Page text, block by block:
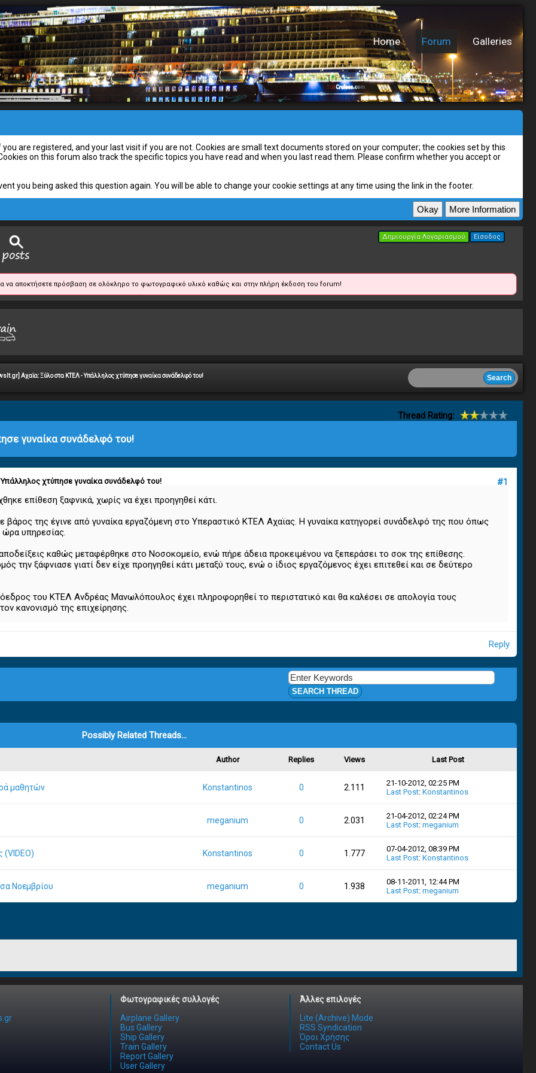
Home Forum Galleries
are registered, and your last visit if you are not. Cookies are small text documents stored on your computer; the cookies set by this
on this forum also track the specific topics you have read and when you last read them. Please confirm whether you accept or
you being asked this question again. You will be able to change your cookie settings at any time using the link in the footer.
Δημιουργία Λογαριασμού Είσοδος
να αποκτήσετε πρόσβαση σε ολόκληρο το φωτογραφικό υλικό καθώς και στην πλήρη έκδοση του forum!
Αχαϊα: Ξύλο στα ΚΤΕΛ - Υπάλληλος χτύπησε γυναίκα συνάδελφό του!
Thread Rating:
γυναίκα συνάδελφό του!
#1
χτύπησε γυναίκα συνάδελφό του!
επίθεση ξαφνικά, χωρίς να έχει προηγηθεί κάτι.
βάρος της έγινε από γυναίκα εργαζόμενη στο Υπεραστικό ΚΤΕΛ Αχαϊας. Η γυναίκα κατηγορεί συνάδελφό της που όπως
ώρα υπηρεσίας.
καθώς μεταφέρθηκε στο Νοσοκομείο, ενώ πήρε άδεια προκειμένου να ξεπεράσει το σοκ της επίθεσης.
την ξάφνιασε γιατί δεν είχε προηγηθεί κάτι μεταξύ τους, ενώ ο ίδιος εργαζόμενος έχει επιτεθεί και σε δεύτερο
του ΚΤΕΛ Ανδρέας Μανωλόπουλος έχει πληροφορηθεί το περιστατικό και θα καλέσει σε απολογία τους
κανονισμό της επιχείρησης.
Reply
Possibly Related Threads…
Author Replies Views Last Post
μαθητών Konstantinos 0 2.111
21-10-2012, 02:25 PM
Last Post: Konstantinos
meganium 0 2.031
21-04-2012, 02:24 PM
Last Post: meganium
(VIDEO) Konstantinos 0 1.777
07-04-2012, 08:39 PM
Last Post: Konstantinos
Νοεμβρίου meganium 0 1.938
08-11-2011, 12:44 PM
Last Post: meganium
Φωτογραφικές συλλογές
Airplane Gallery
Bus Gallery
Ship Gallery
Train Gallery
Report Gallery
User Gallery
Άλλες επιλογές
Lite (Archive) Mode
RSS Syndication
Όροι Χρήσης
Contact Us